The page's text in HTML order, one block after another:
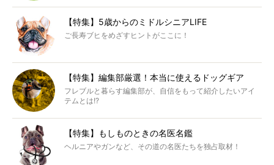
【特集】5歳からのミドルシニアLIFE
ご長寿ブヒをめざすヒントがここに！
【特集】編集部厳選！本当に使えるドッグギア
フレブルと暮らす編集部が、自信をもって紹介したいアイ
テムとは!?
【特集】もしものときの名医名鑑
ヘルニアやガンなど、その道の名医たちを独占取材！